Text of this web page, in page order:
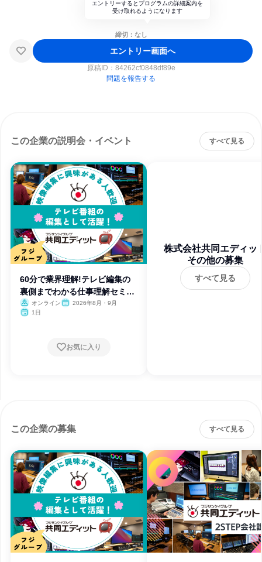
エントリーするとプログラムの詳細案内を
受け取れるようになります
締切：なし
エントリー画面へ
原稿ID： 84262cf0848df89e
問題を報告する
この企業の説明会・イベント すべて見る
60分で業界理解!テレビ編集の
裏側までわかる仕事理解セミナ
ー
オンライン
2026年8月・9月
1日
お気に入り
株式会社共同エディッ
その他の募集
すべて見る
この企業の募集 すべて見る